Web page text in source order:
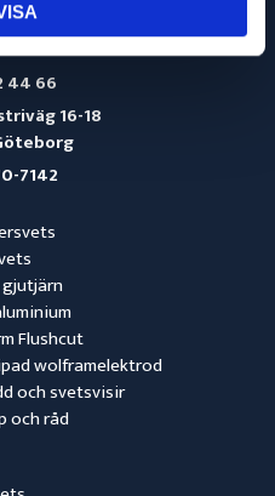
Flushcut
wolframelektrod
och svetsvisir
och råd
44 66
16-18
7142